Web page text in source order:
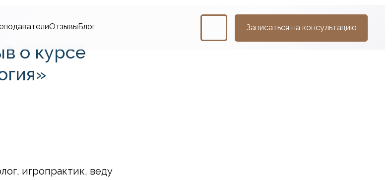
ОтзывыБлог Записаться на консультацию
о курсе
игропрактик, веду